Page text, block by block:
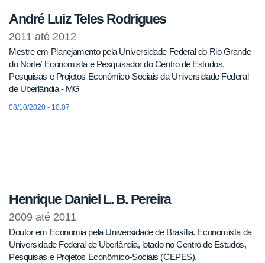
André Luiz Teles Rodrigues
2011 até 2012
Mestre em Planejamento pela Universidade Federal do Rio Grande
do Norte/ Economista e Pesquisador do Centro de Estudos,
Pesquisas e Projetos Econômico-Sociais da Universidade Federal
de Uberlândia - MG
08/10/2020 - 10:07
Henrique Daniel L. B. Pereira
2009 até 2011
Doutor em Economia pela Universidade de Brasília. Economista da
Universidade Federal de Uberlândia, lotado no Centro de Estudos,
Pesquisas e Projetos Econômico-Sociais (CEPES).